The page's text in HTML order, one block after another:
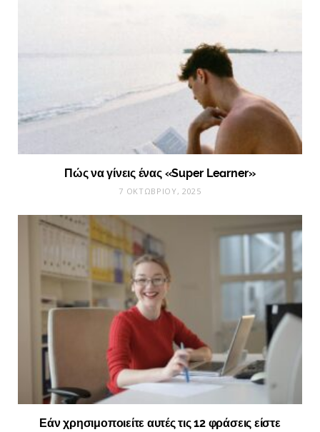
Πώς να γίνεις ένας «Super Learner»
7 ΟΚΤΩΒΡΊΟΥ, 2025
Εάν χρησιμοποιείτε αυτές τις 12 φράσεις είστε